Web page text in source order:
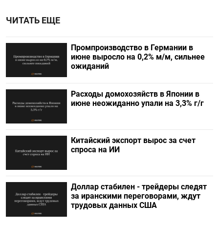
ЧИТАТЬ ЕЩЕ
Промпроизводство в Германии в
июне выросло на 0,2%​​​ м/м, сильнее
ожиданий
Расходы домохозяйств в Японии в
июне неожиданно упали на 3,3% г/г
Китайский экспорт вырос за счет
спроса на ИИ
Доллар стабилен - трейдеры следят
за иранскими переговорами, ждут
трудовых данных США